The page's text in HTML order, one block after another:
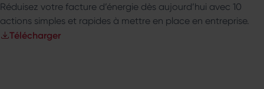
Réduisez votre facture d’énergie dès aujourd’hui avec 10
actions simples et rapides à mettre en place en entreprise.
Télécharger